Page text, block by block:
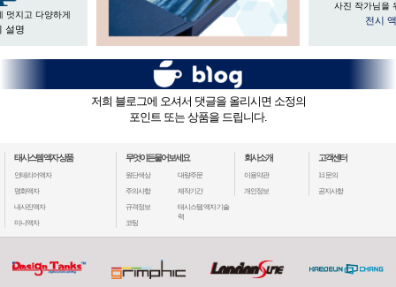
멋지고 다양하게
설명
사진 작가님을
전시
저희 블로그에 오셔서 댓글을 올리시면 소정의
포인트 또는 상품을 드립니다.
태시스템 액자 상품
인테리어액자
명화액자
내사진액자
미니액자
무엇이든물어보세요
원단색상
주의사항
규격정보
코팅
대량주문
제작기간
태시스템 액자 기술
력
회사소개
이용약관
개인정보
고객센터
1:1 문의
공지사항